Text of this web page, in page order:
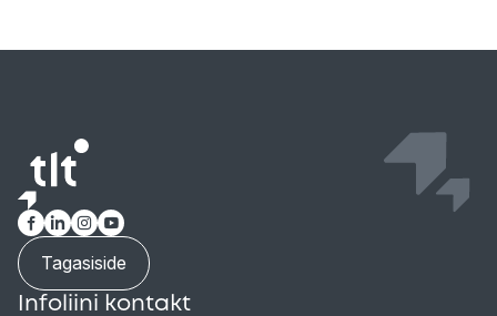
Tagasiside
Infoliini kontakt